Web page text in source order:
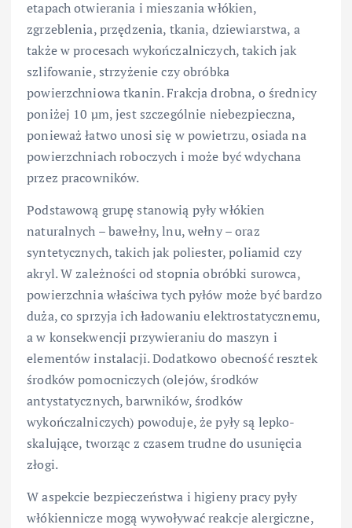
etapach otwierania i mieszania włókien,
zgrzeblenia, przędzenia, tkania, dziewiarstwa, a
także w procesach wykończalniczych, takich jak
szlifowanie, strzyżenie czy obróbka
powierzchniowa tkanin. Frakcja drobna, o średnicy
poniżej 10 µm, jest szczególnie niebezpieczna,
ponieważ łatwo unosi się w powietrzu, osiada na
powierzchniach roboczych i może być wdychana
przez pracowników.
Podstawową grupę stanowią pyły włókien
naturalnych – bawełny, lnu, wełny – oraz
syntetycznych, takich jak poliester, poliamid czy
akryl. W zależności od stopnia obróbki surowca,
powierzchnia właściwa tych pyłów może być bardzo
duża, co sprzyja ich ładowaniu elektrostatycznemu,
a w konsekwencji przywieraniu do maszyn i
elementów instalacji. Dodatkowo obecność resztek
środków pomocniczych (olejów, środków
antystatycznych, barwników, środków
wykończalniczych) powoduje, że pyły są lepko-
skalujące, tworząc z czasem trudne do usunięcia
złogi.
W aspekcie bezpieczeństwa i higieny pracy pyły
włókiennicze mogą wywoływać reakcje alergiczne,